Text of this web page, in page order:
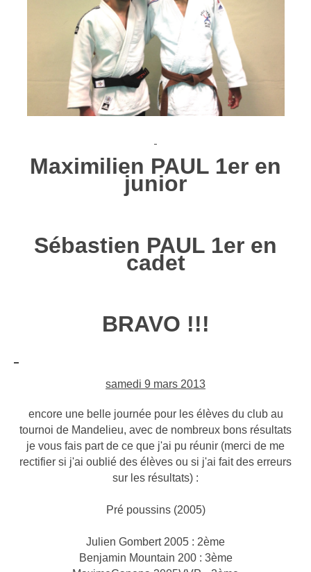
Maximilien PAUL 1er en
junior
Sébastien PAUL 1er en
cadet
BRAVO !!!
samedi 9 mars 2013
encore une belle journée pour les élèves du club au
tournoi de Mandelieu, avec de nombreux bons résultats
je vous fais part de ce que j'ai pu réunir (merci de me
rectifier si j'ai oublié des élèves ou si j'ai fait des erreurs
sur les résultats) :
Pré poussins (2005)
Julien Gombert 2005 : 2ème
Benjamin Mountain 200 : 3ème